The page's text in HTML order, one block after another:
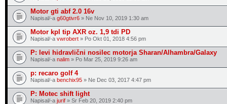
Motor gti abf 2.0 16v
Napisal/-a g60gtivr6 » Ne Nov 10, 2019 1:30 am
Motor kpl tip AXR oz. 1,9 tdi PD
Napisal/-a vwrobert » Po Okt 01, 2018 4:56 pm
P: levi hidravlični nosilec motorja Sharan/Alhambra/Galaxy
Napisal/-a nalim » Po Mar 25, 2019 9:26 am
p: recaro golf 4
Napisal/-a benchix95 » Ne Dec 03, 2017 4:47 pm
P: Motec shift light
Napisal/-a jurif » Sr Feb 20, 2019 2:40 pm